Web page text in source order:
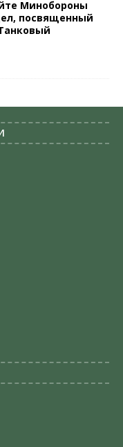
Минобороны
посвященный